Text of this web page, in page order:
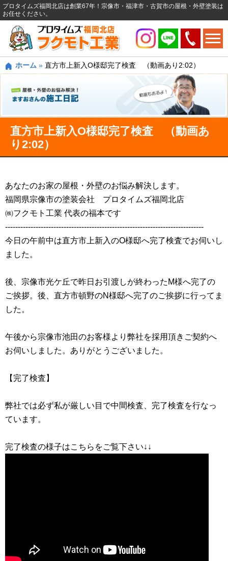
プロタイムズ福岡北店は創業67年！宗像市・福津市・古賀市の屋根・外壁塗装は
お任せください。
ホーム » 直方市上新入O様邸完了検査 （動画あり2:02）
直方市上新入O様邸完了検査 （動画あ
り2:02）
あなたのお家の屋根・外壁のお悩み解決します。
福岡県宗像市の塗装会社 プロタイムズ福岡北店
㈱フクモト工業 代表の福本です
------------------------------------------------------------------------------
今日の午前中は直方市上新入のO様邸へ完了検査でお伺いし
ました。
後、宗像市光ケ丘で昨日お引渡しが終わったM様へ完了の
ご挨拶。後、直方市頓野のN様邸へ完了のご挨拶に行ってま
した。
午後から宗像市池田のお客様より弊社を採用頂きご契約へ
お伺いしました。ありがとうございました。
【完了検査】
弊社では必ず私が厳しい目で中間検査、完了検査を行なっ
ています。